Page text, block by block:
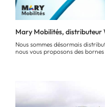
Mary Mobilités, distributeur
Nous sommes désormais
nous vous proposons des